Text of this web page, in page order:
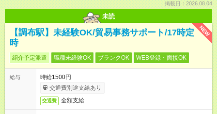
掲載日：2026.08.04
未読
NEW
【調布駅】未経験OK/貿易事務サポート/17時定
時
紹介予定派遣 職種未経験OK ブランクOK WEB登録・面接OK
給与
時給1500円
交通費別途支給あり
交通費 全額支給